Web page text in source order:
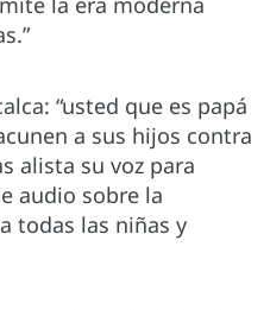
“usted que es papá
a sus hijos contra
alista su voz para
audio sobre la
todas las niñas y